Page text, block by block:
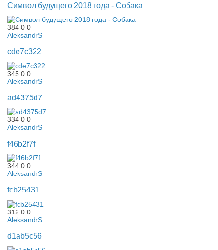
Символ будущего 2018 года - Собака
384 0 0
AleksandrS
cde7c322
345 0 0
AleksandrS
ad4375d7
334 0 0
AleksandrS
f46b2f7f
344 0 0
AleksandrS
fcb25431
312 0 0
AleksandrS
d1ab5c56